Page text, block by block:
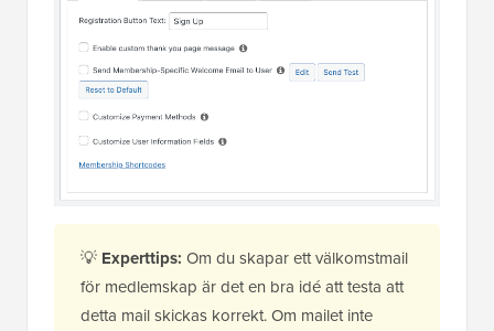
💡 Experttips: Om du skapar ett välkomstmail
för medlemskap är det en bra idé att testa att
detta mail skickas korrekt. Om mailet inte